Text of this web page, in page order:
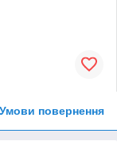
Умови повернення